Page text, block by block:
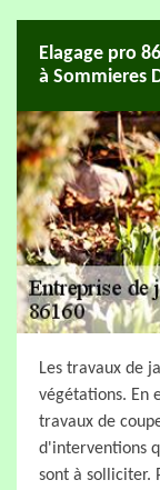
Elagage pro
à Sommieres
Les travaux de
végétations. En
travaux de
d'interventions
sont à solliciter.